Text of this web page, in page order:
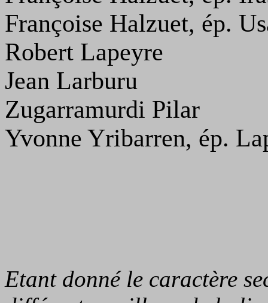
Françoise Halzuet, ép.
Robert Lapeyre
Jean Larburu
Zugarramurdi Pilar
Yvonne Yribarren, ép.
Etant donné le caractère